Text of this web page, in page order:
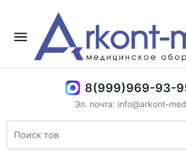
8(999)969-93-
Эл. почта: info@arkont-